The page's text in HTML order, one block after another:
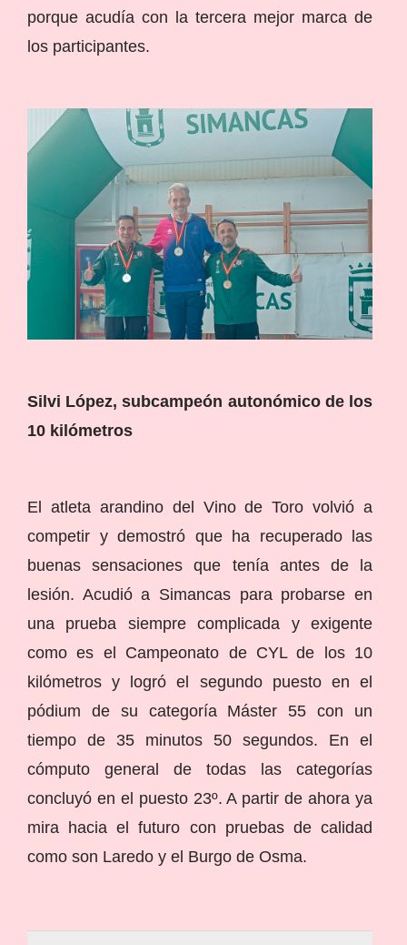
porque acudía con la tercera mejor marca de
los participantes.
Silvi López, subcampeón autonómico de los
10 kilómetros
El atleta arandino del Vino de Toro volvió a
competir y demostró que ha recuperado las
buenas sensaciones que tenía antes de la
lesión. Acudió a Simancas para probarse en
una prueba siempre complicada y exigente
como es el Campeonato de CYL de los 10
kilómetros y logró el segundo puesto en el
pódium de su categoría Máster 55 con un
tiempo de 35 minutos 50 segundos. En el
cómputo general de todas las categorías
concluyó en el puesto 23º. A partir de ahora ya
mira hacia el futuro con pruebas de calidad
como son Laredo y el Burgo de Osma.